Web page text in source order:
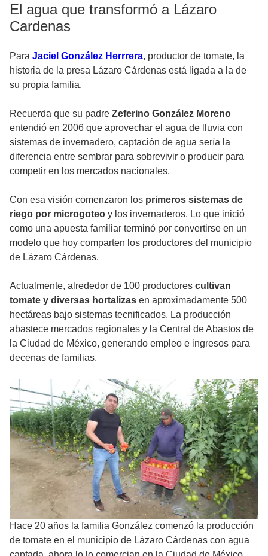
El agua que transformó a Lázaro
Cardenas
Para Jaciel González Herrrera, productor de tomate, la
historia de la presa Lázaro Cárdenas está ligada a la de
su propia familia.
Recuerda que su padre Zeferino González Moreno
entendió en 2006 que aprovechar el agua de lluvia con
sistemas de invernadero, captación de agua sería la
diferencia entre sembrar para sobrevivir o producir para
competir en los mercados nacionales.
Con esa visión comenzaron los primeros sistemas de
riego por microgoteo y los invernaderos. Lo que inició
como una apuesta familiar terminó por convertirse en un
modelo que hoy comparten los productores del municipio
de Lázaro Cárdenas.
Actualmente, alrededor de 100 productores cultivan
tomate y diversas hortalizas en aproximadamente 500
hectáreas bajo sistemas tecnificados. La producción
abastece mercados regionales y la Central de Abastos de
la Ciudad de México, generando empleo e ingresos para
decenas de familias.
Hace 20 años la familia González comenzó la producción
de tomate en el municipio de Lázaro Cárdenas con agua